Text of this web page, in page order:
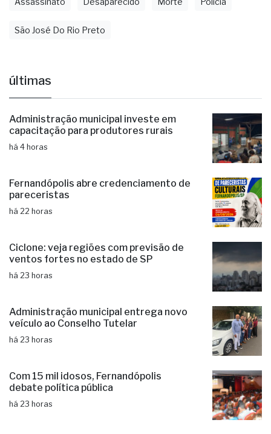
São José Do Rio Preto
últimas
Administração municipal investe em
capacitação para produtores rurais
há 4 horas
Fernandópolis abre credenciamento de
pareceristas
há 22 horas
Ciclone: veja regiões com previsão de
ventos fortes no estado de SP
há 23 horas
Administração municipal entrega novo
veículo ao Conselho Tutelar
há 23 horas
Com 15 mil idosos, Fernandópolis
debate política pública
há 23 horas